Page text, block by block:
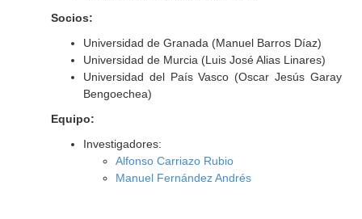
Socios:
Universidad de Granada (Manuel Barros Díaz)
Universidad de Murcia (Luis José Alias Linares)
Universidad del País Vasco (Oscar Jesús Garay
Bengoechea)
Equipo:
Investigadores:
Alfonso Carriazo Rubio
Manuel Fernández Andrés